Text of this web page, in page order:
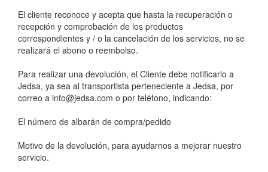
El cliente reconoce y acepta que hasta la recuperación o
recepción y comprobación de los productos
correspondientes y / o la cancelación de los servicios, no se
realizará el abono o reembolso.
Para realizar una devolución, el Cliente debe notificarlo a
Jedsa, ya sea al transportista perteneciente a Jedsa, por
correo a info@jedsa.com o por teléfono, indicando:
El número de albarán de compra/pedido
Motivo de la devolución, para ayudarnos a mejorar nuestro
servicio.